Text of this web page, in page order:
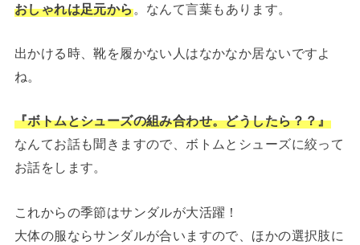
おしゃれは足元から。なんて言葉もあります。
出かける時、靴を履かない人はなかなか居ないですよ
ね。
『ボトムとシューズの組み合わせ。どうしたら？？』
なんてお話も聞きますので、ボトムとシューズに絞って
お話をします。
これからの季節はサンダルが大活躍！
大体の服ならサンダルが合いますので、ほかの選択肢に